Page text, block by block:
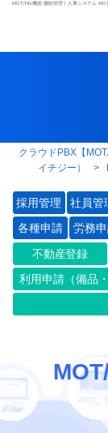
MOT/HG機能 棚卸管理 | 人事システム
クラウドPBX【
イチジー）
>
採用管理 社員管
各種申請
労務
不動産登録
利用申請（備品